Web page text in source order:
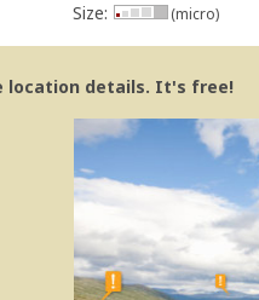
Size: (micro)
location details. It's free!